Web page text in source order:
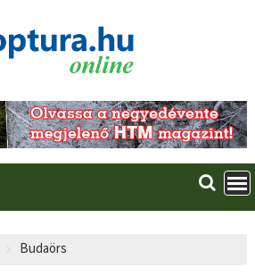
Budaörs